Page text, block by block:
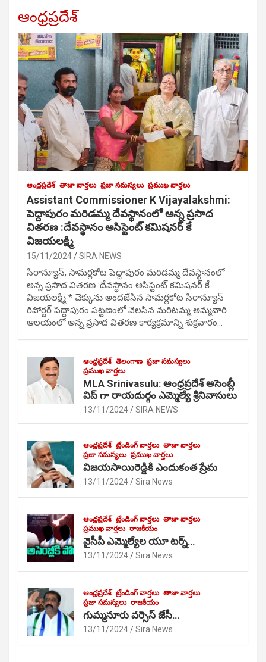
ఆంధ్రప్రదేశ్
ఆంధ్రప్రదేశ్ తాజా వార్తలు ప్రజా సమస్యలు ప్రముఖ వార్తలు
Assistant Commissioner K Vijayalakshmi:
పెద్దాపురం మరిడమ్మ దేవస్థానంలో అన్న ప్రసాద
వితరణ :దేవస్థానం అసిస్టెంట్ కమిషనర్ కే
విజయలక్ష్మి
15/11/2024 SIRA NEWS
సిరాన్యూస్, సామర్లకోట పెద్దాపురం మరిడమ్మ దేవస్థానంలో
అన్న ప్రసాద వితరణ :దేవస్థానం అసిస్టెంట్ కమిషనర్ కే
విజయలక్ష్మి * చెక్కును అందజేసిన సామర్లకోట సిరాన్యూస్
రిపోర్టర్ పెద్దాపురం పట్టణంలో వెలసిన మరిటమ్మ అమ్మవారి
ఆలయంలో అన్న ప్రసాద వితరణ కార్యక్రమాన్ని శుక్రవారం…
ఆంధ్రప్రదేశ్ తెలంగాణ ప్రజా సమస్యలు
ప్రముఖ వార్తలు
MLA Srinivasulu: ఆంధ్రప్రదేశ్ అసెంబ్లీ
విప్ గా రాయదుర్గం ఎమ్మెల్యే శ్రీనివాసులు
13/11/2024 SIRA NEWS
ఆంధ్రప్రదేశ్ ట్రేండింగ్ వార్తలు తాజా వార్తలు
ప్రజా సమస్యలు ప్రముఖ వార్తలు
విజయసాయిరెడ్డికి ఎందుకంత ప్రేమ
13/11/2024 Sira News
ఆంధ్రప్రదేశ్ ట్రేండింగ్ వార్తలు తాజా వార్తలు
ప్రముఖ వార్తలు రాజకీయం
వైసీపీ ఎమ్మెల్యేల యూ టర్న్…
13/11/2024 Sira News
ఆంధ్రప్రదేశ్ ట్రేండింగ్ వార్తలు తాజా వార్తలు
ప్రజా సమస్యలు రాజకీయం
గుమ్మనూరు వర్సెస్ జేసీ…
13/11/2024 Sira News